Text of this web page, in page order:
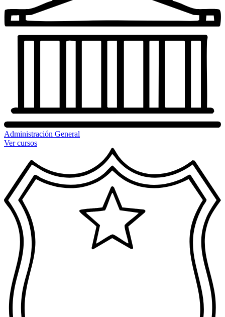
Administración General
Ver cursos